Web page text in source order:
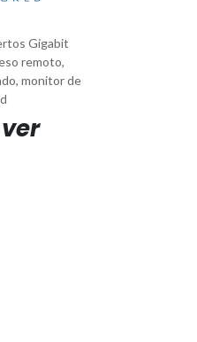
Gigabit
remoto,
monitor de